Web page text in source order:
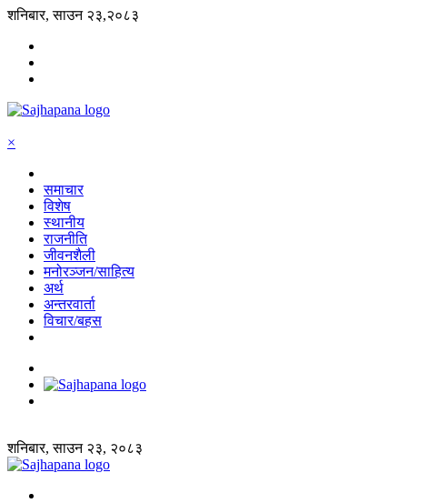
शनिबार, साउन २३,२०८३
×
समाचार
विशेष
स्थानीय
राजनीति
जीवनशैली
मनोरञ्जन/साहित्य
अर्थ
अन्तरवार्ता
विचार/बहस
शनिबार, साउन २३, २०८३